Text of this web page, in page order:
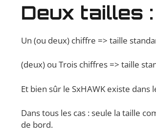
Deux tailles
Un (ou deux) chiffre => taille
(deux) ou Trois chiffres => taille
Et bien sûr le SxHAWK existe dans
Dans tous les cas : seule la taille
de bord.